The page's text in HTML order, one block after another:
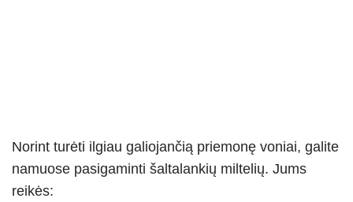
Norint turėti ilgiau galiojančią priemonę voniai, galite
namuose pasigaminti šaltalankių miltelių. Jums
reikės: